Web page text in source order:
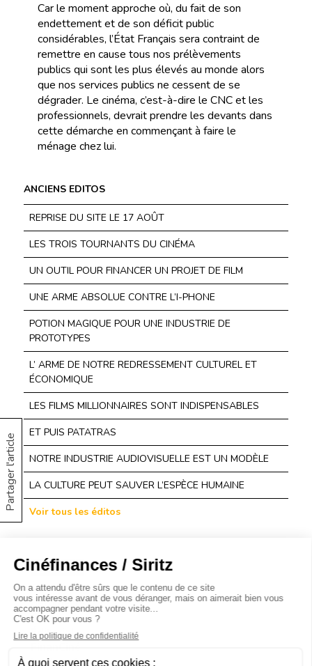
Partager l'article
Car le moment approche où, du fait de son
endettement et de son déficit public
considérables, l’État Français sera contraint de
remettre en cause tous nos prélèvements
publics qui sont les plus élevés au monde alors
que nos services publics ne cessent de se
dégrader. Le cinéma, c’est-à-dire le CNC et les
professionnels, devrait prendre les devants dans
cette démarche en commençant à faire le
ménage chez lui.
ANCIENS EDITOS
REPRISE DU SITE LE 17 AOÛT
LES TROIS TOURNANTS DU CINÉMA
UN OUTIL POUR FINANCER UN PROJET DE FILM
UNE ARME ABSOLUE CONTRE L’I-PHONE
POTION MAGIQUE POUR UNE INDUSTRIE DE
PROTOTYPES
L’ ARME DE NOTRE REDRESSEMENT CULTUREL ET
ÉCONOMIQUE
LES FILMS MILLIONNAIRES SONT INDISPENSABLES
ET PUIS PATATRAS
NOTRE INDUSTRIE AUDIOVISUELLE EST UN MODÈLE
LA CULTURE PEUT SAUVER L’ESPÈCE HUMAINE
Voir tous les éditos
À propos
Baromètres
Cinéscoop
Éditorial
Le Carrefour